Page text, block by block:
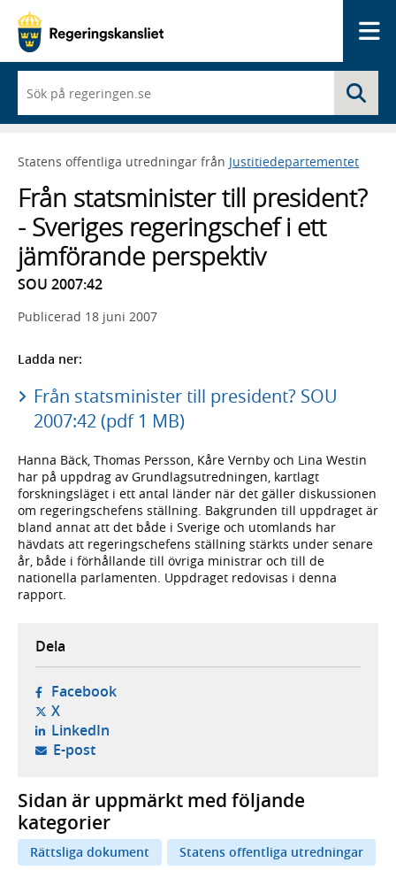
du
börjar
skriva
framträder
lista
med
sökförslag
Statens offentliga utredningar från Justitiedepartementet
Från statsminister till president?
- Sveriges regeringschef i ett
jämförande perspektiv
SOU 2007:42
Publicerad 18 juni 2007
Ladda ner:
Från statsminister till president? SOU
2007:42 (pdf 1 MB)
Hanna Bäck, Thomas Persson, Kåre Vernby och Lina Westin
har på uppdrag av Grundlagsutredningen, kartlagt
forskningsläget i ett antal länder när det gäller diskussionen
om regeringschefens ställning. Bakgrunden till uppdraget är
bland annat att det både i Sverige och utomlands har
hävdats att regeringschefens ställning stärkts under senare
år, både i förhållande till övriga ministrar och till de
nationella parlamenten. Uppdraget redovisas i denna
rapport.
Dela
Facebook- öppnas i ny flik, extern webbplats,
X- öppnas i ny flik, extern webbplats,
LinkedIn- öppnas i ny flik, extern webbplats,
E-post- öppnar din e-postklient,
Sidan är uppmärkt med följande
kategorier
Rättsliga dokument
Statens offentliga utredningar